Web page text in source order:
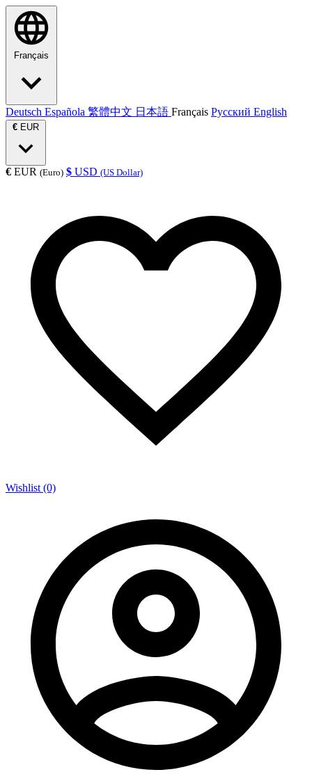
Français
Deutsch Española 繁體中文 日本語 Français Русский English
€ EUR
€ EUR (Euro) $ USD (US Dollar)
Wishlist (0)